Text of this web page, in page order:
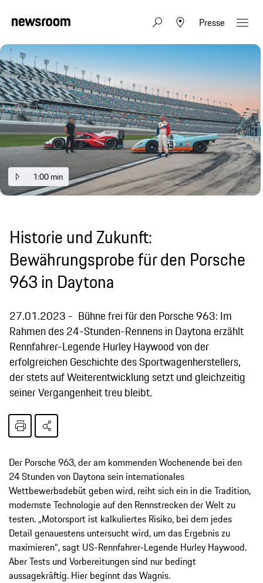
Presse
1:00 min
Historie und Zukunft:
Bewährungsprobe für den Porsche
963 in Daytona
27.01.2023
Bühne frei für den Porsche 963: Im
Rahmen des 24-Stunden-Rennens in Daytona erzählt
Rennfahrer-Legende Hurley Haywood von der
erfolgreichen Geschichte des Sportwagenherstellers,
der stets auf Weiterentwicklung setzt und gleichzeitig
seiner Vergangenheit treu bleibt.
Der Porsche 963, der am kommenden Wochenende bei den
24 Stunden von Daytona sein internationales
Wettbewerbsdebüt geben wird, reiht sich ein in die Tradition,
modernste Technologie auf den Rennstrecken der Welt zu
testen. „Motorsport ist kalkuliertes Risiko, bei dem jedes
Detail genauestens untersucht wird, um das Ergebnis zu
maximieren“, sagt US-Rennfahrer-Legende Hurley Haywood.
Aber Tests und Vorbereitungen sind nur bedingt
aussagekräftig. Hier beginnt das Wagnis.